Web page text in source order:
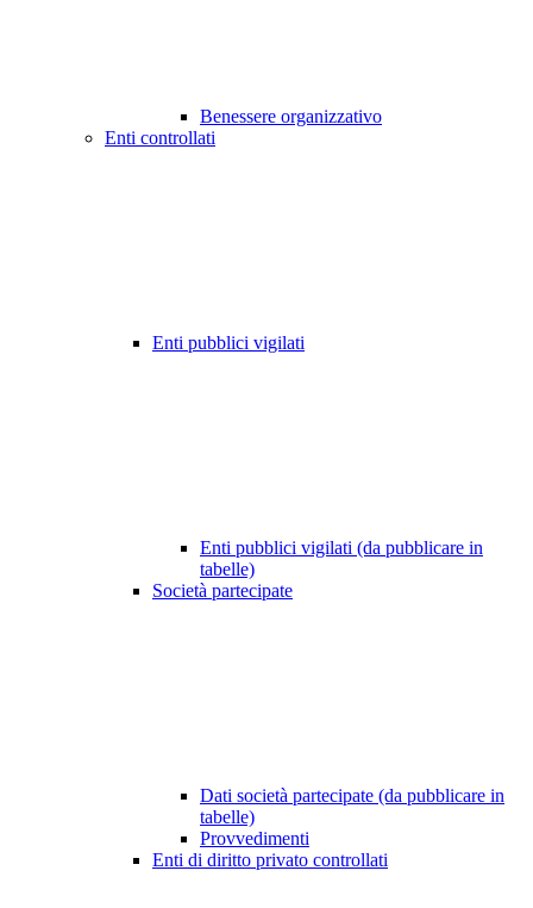
Benessere organizzativo
Enti controllati
Enti pubblici vigilati
Enti pubblici vigilati (da pubblicare in
tabelle)
Società partecipate
Dati società partecipate (da pubblicare in
tabelle)
Provvedimenti
Enti di diritto privato controllati